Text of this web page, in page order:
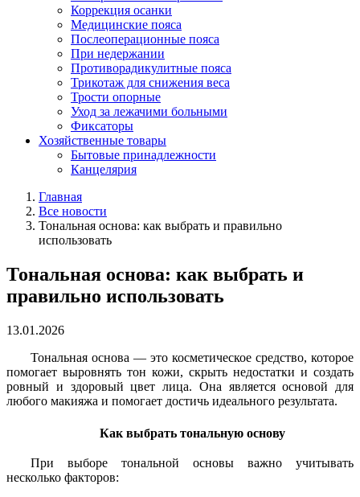
Коррекция осанки
Медицинские пояса
Послеоперационные пояса
При недержании
Противорадикулитные пояса
Трикотаж для снижения веса
Трости опорные
Уход за лежачими больными
Фиксаторы
Хозяйственные товары
Бытовые принадлежности
Канцелярия
Главная
Все новости
Тональная основа: как выбрать и правильно
использовать
Тональная основа: как выбрать и
правильно использовать
13.01.2026
Тональная основа — это косметическое средство, которое
помогает выровнять тон кожи, скрыть недостатки и создать
ровный и здоровый цвет лица. Она является основой для
любого макияжа и помогает достичь идеального результата.
Как выбрать тональную основу
При выборе тональной основы важно учитывать
несколько факторов: